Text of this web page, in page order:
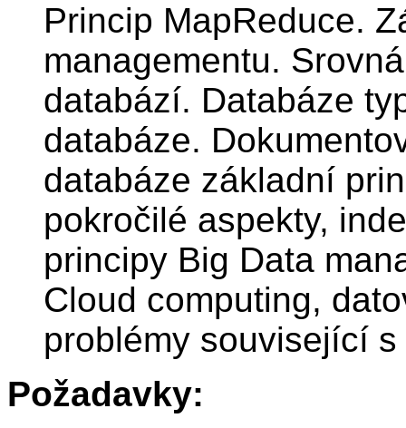
Princip MapReduce.
managementu.
databází. Databáze
databáze.
databáze základní
pokročilé aspekty,
principy Big Data
Cloud computing,
problémy související
Požadavky: